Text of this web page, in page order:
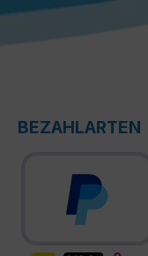
BEZAHLARTEN